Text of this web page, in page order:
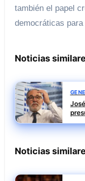
también el papel
democráticas
Noticias
Noticias